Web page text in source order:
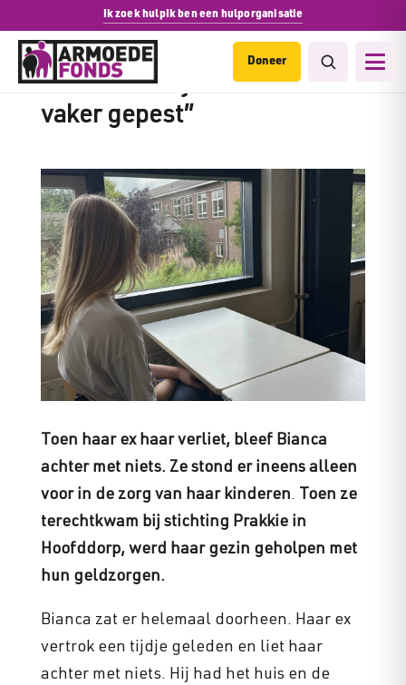
Ik zoek hulpIk ben een hulporganisatie
Doneer
“De laatste tijd werden ze
vaker gepest”
Toen haar ex haar verliet, bleef Bianca
achter met niets. Ze stond er ineens alleen
voor in de zorg van haar kinderen. Toen ze
terechtkwam bij stichting Prakkie in
Hoofddorp, werd haar gezin geholpen met
hun geldzorgen.
Bianca zat er helemaal doorheen. Haar ex
vertrok een tijdje geleden en liet haar
achter met niets. Hij had het huis en de